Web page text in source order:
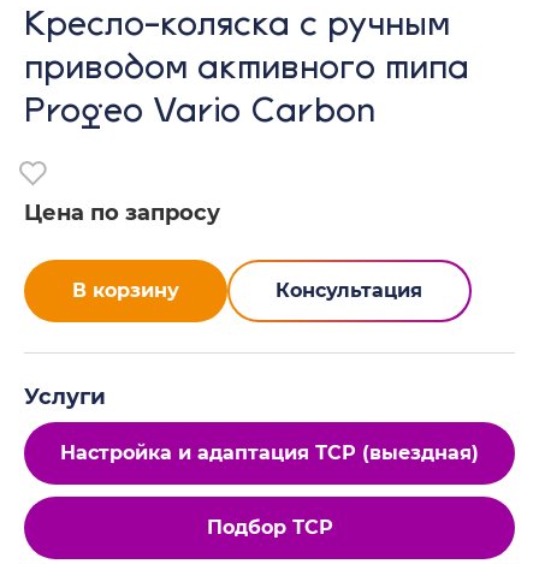
Кресло-коляска с ручным
приводом активного типа
Progeo Vario Carbon
Цена по запросу
В корзину Консультация
Услуги
Настройка и адаптация ТСР (выездная)
Подбор ТСР